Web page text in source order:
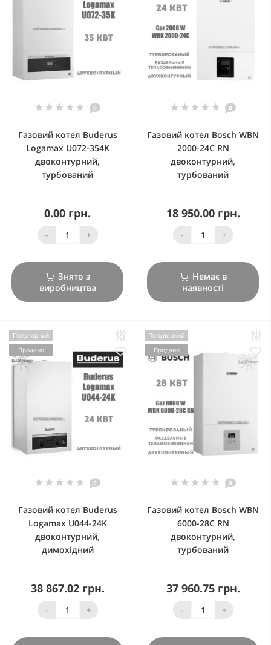
0
Газовий котел Buderus
Logamax U072-354K
двоконтурний,
турбований
0.00 грн.
- +
Знято з
виробництва
0
Газовий котел Bosch WBN
2000-24C RN
двоконтурний,
турбований
18 950.00 грн.
- +
Немає в
наявності
Популярний
Продано
0
Газовий котел Buderus
Logamax U044-24K
двоконтурний,
димохідний
38 867.02 грн.
- +
Популярний
Продано
0
Газовий котел Bosch WBN
6000-28C RN
двоконтурний,
турбований
37 960.75 грн.
- +